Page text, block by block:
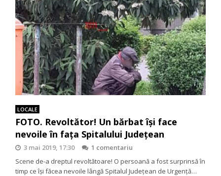
LOCALE
FOTO. Revoltător! Un bărbat își face
nevoile în fața Spitalului Județean
3 mai 2019, 17:30
1 comentariu
Scene de-a dreptul revoltătoare! O persoană a fost surprinsă în
timp ce își făcea nevoile lângă Spitalul Județean de Urgență…